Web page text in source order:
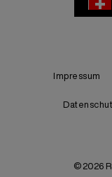
Impressum
© 2026